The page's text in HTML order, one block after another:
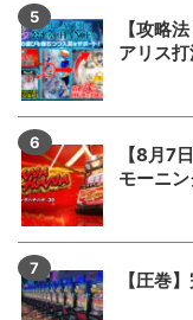
【攻略
アリス
【8月7
モーニ
【圧巻